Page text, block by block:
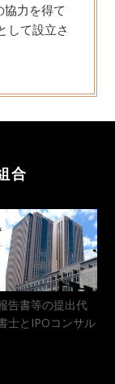
力を得て
して設立さ
合
告書等の提出代
士とIPOコンサル